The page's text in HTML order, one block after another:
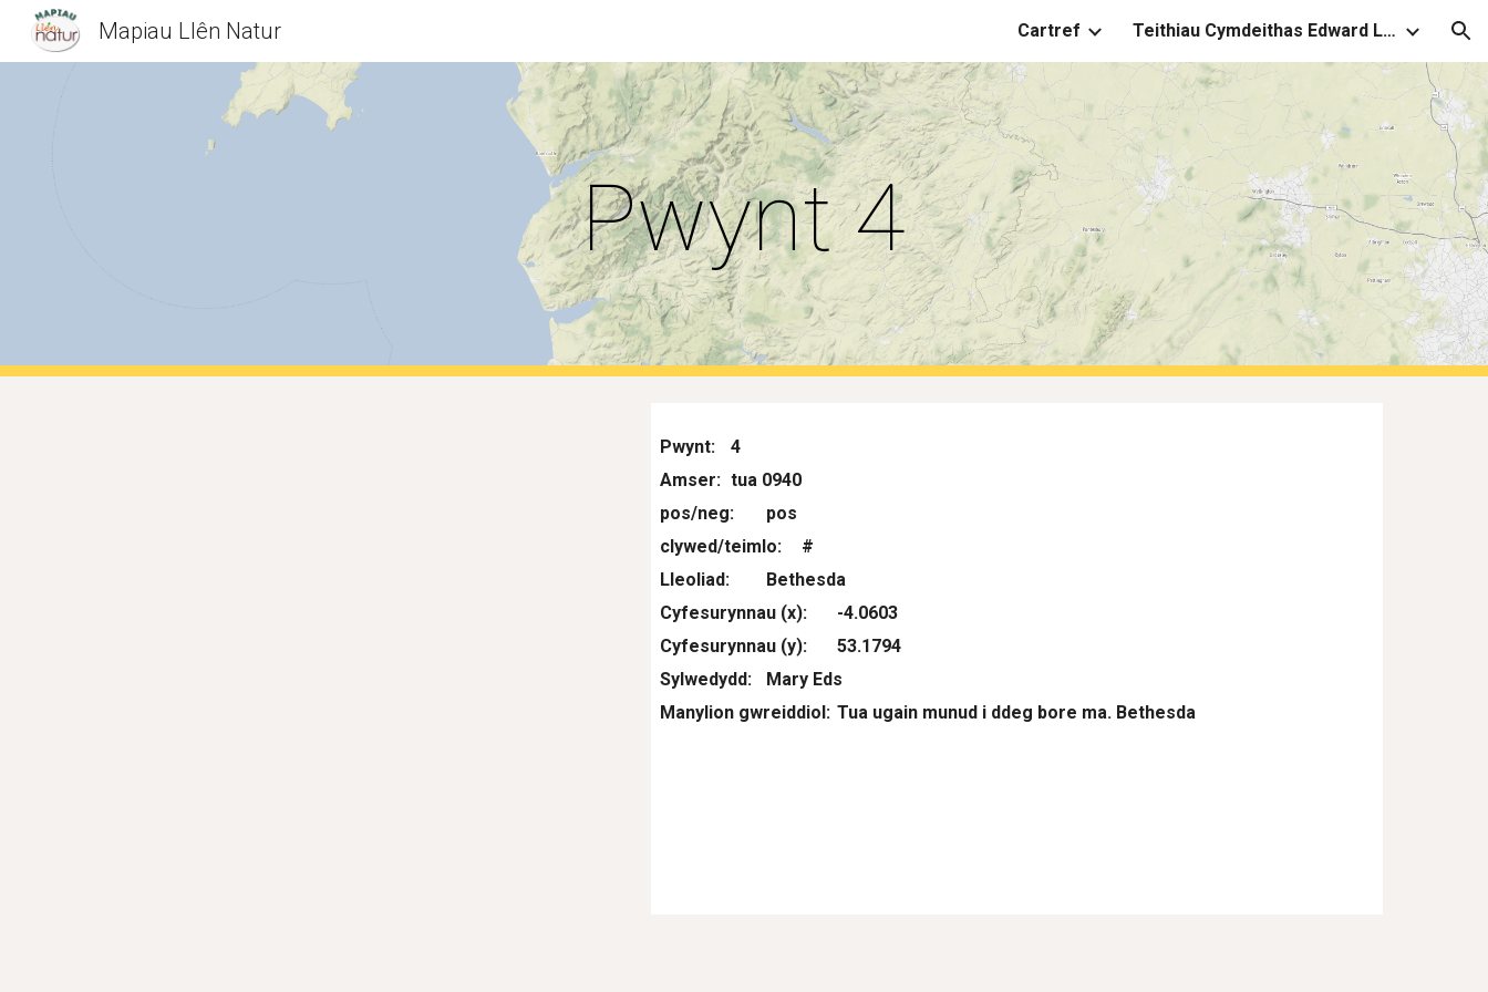
Mapiau Llên Natur Cartref Teithiau Cymdeithas Edward Llwyd
Pwynt 4
Pwynt:
4
Amser: tua 0940
pos/neg:
pos
clywed/teimlo:
#
Lleoliad:
Bethesda
Cyfesurynnau (x):
-4.0603
Cyfesurynnau (y):
53.1794
Sylwedydd:
Mary Eds
Manylion gwreiddiol: Tua ugain munud i ddeg bore ma. Bethesda